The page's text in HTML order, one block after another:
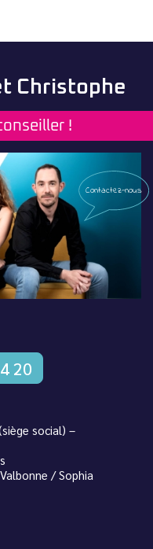
Christophe
!
Contactez-nous
NOUS
20
social) –
/ Sophia